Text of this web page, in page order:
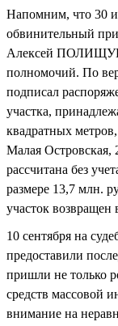
Напомним, что 30
обвинительный
Алексей ПОЛИЩУК
полномочий. По
подписал
участка,
квадратных
Малая Островская,
рассчитана без
размере 13,7 млн.
участок возвращен
10 сентября на
предоставили
пришли не только
средств массовой
внимание на